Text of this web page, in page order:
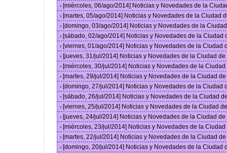
› [miércoles, 06/ago/2014] Noticias y Novedades de la
› [martes, 05/ago/2014] Noticias y Novedades de la Ciudad
› [domingo, 03/ago/2014] Noticias y Novedades de la
› [sábado, 02/ago/2014] Noticias y Novedades de la Ciudad
› [viernes, 01/ago/2014] Noticias y Novedades de la Ciudad
› [jueves, 31/jul/2014] Noticias y Novedades de la Ciudad
› [miércoles, 30/jul/2014] Noticias y Novedades de la
› [martes, 29/jul/2014] Noticias y Novedades de la Ciudad
› [domingo, 27/jul/2014] Noticias y Novedades de la Ciudad
› [sábado, 26/jul/2014] Noticias y Novedades de la Ciudad
› [viernes, 25/jul/2014] Noticias y Novedades de la Ciudad
› [jueves, 24/jul/2014] Noticias y Novedades de la Ciudad
› [miércoles, 23/jul/2014] Noticias y Novedades de la
› [martes, 22/jul/2014] Noticias y Novedades de la Ciudad
› [domingo, 20/jul/2014] Noticias y Novedades de la Ciudad